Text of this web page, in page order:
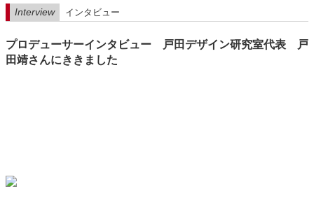
Interview インタビュー
プロデューサーインタビュー 戸田デザイン研究室代表 戸
田靖さんにききました